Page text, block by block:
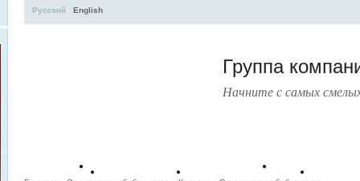
Группа
Начните с самых
Русский English